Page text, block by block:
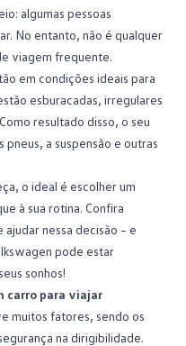
algumas pessoas
No entanto, não é qualquer
viagem frequente.
em condições ideais para
esburacadas, irregulares
resultado disso, o seu
a suspensão e outras
o ideal é escolher um
à sua rotina. Confira
nessa decisão – e
pode estar
sonhos!
carro para viajar
muitos fatores, sendo os
na dirigibilidade.